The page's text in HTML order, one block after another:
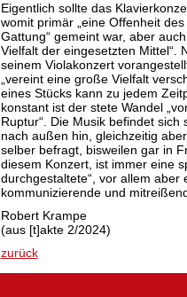
Eigentlich sollte das
womit primär „eine Offenheit
Gattung“ gemeint war, aber
Vielfalt der eingesetzten Mittel“.
seinem Violakonzert
„vereint eine große Vielfalt
eines Stücks kann zu jedem
konstant ist der stete Wandel
Ruptur“. Die Musik befindet
nach außen hin, gleichzeitig
selber befragt, bisweilen gar in
diesem Konzert, ist immer eine
durchgestaltete“, vor allem aber
kommunizierende und
Robert Krampe
(aus [t]akte 2/2024)
zurück